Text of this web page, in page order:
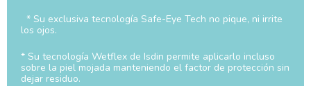
* Su exclusiva tecnología Safe-Eye Tech no pique, ni irrite
los ojos.
* Su tecnología Wetflex de Isdin permite aplicarlo incluso
sobre la piel mojada manteniendo el factor de protección sin
dejar residuo.